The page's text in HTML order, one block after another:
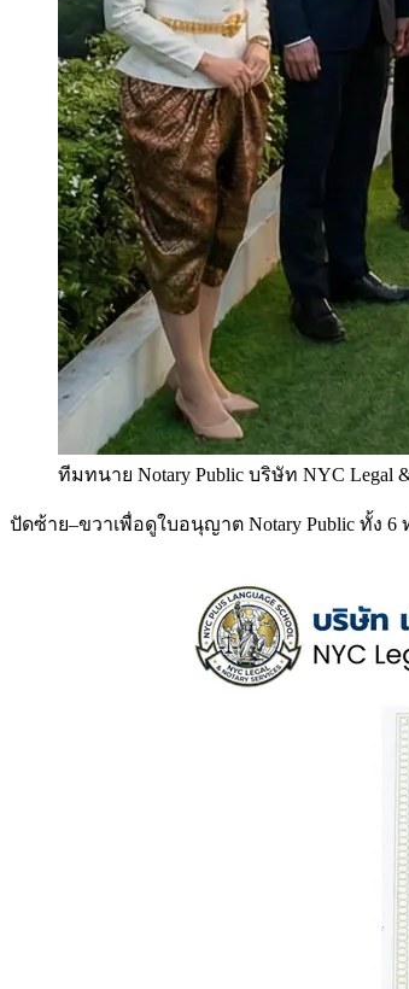
ทีมทนาย Notary Public บริษัท NYC Legal
ปัดซ้าย–ขวาเพื่อดูใบอนุญาต Notary Public ทั้ง 6